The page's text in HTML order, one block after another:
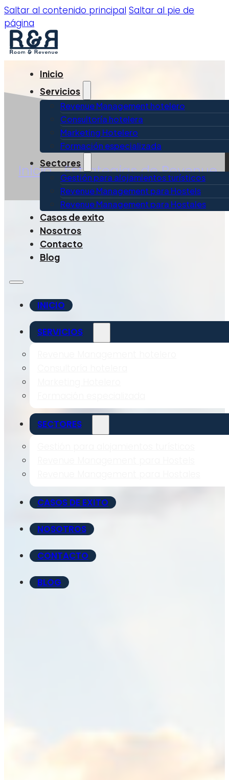
Saltar al contenido principal Saltar al pie de
página
Inicio
Servicios
Revenue Management hotelero
Consultoría hotelera
Marketing Hotelero
Formación especializada
Sectores
Gestión para alojamientos turísticos
Revenue Management para Hostels
Revenue Management para Hostales
Casos de exito
Nosotros
Contacto
Blog
INICIO
SERVICIOS
SECTORES
CASOS DE EXITO
NOSOTROS
CONTACTO
BLOG
Inicio»Estrategias de Revenue